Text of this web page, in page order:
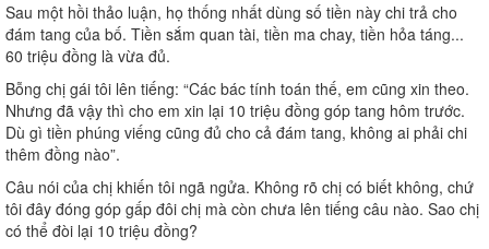
Sau một hồi thảo luận, họ thống nhất dùng số tiền này chi trả cho
đám tang của bố. Tiền sắm quan tài, tiền ma chay, tiền hỏa táng...
60 triệu đồng là vừa đủ.
Bỗng chị gái tôi lên tiếng: “Các bác tính toán thế, em cũng xin theo.
Nhưng đã vậy thì cho em xin lại 10 triệu đồng góp tang hôm trước.
Dù gì tiền phúng viếng cũng đủ cho cả đám tang, không ai phải chi
thêm đồng nào”.
Câu nói của chị khiến tôi ngã ngửa. Không rõ chị có biết không, chứ
tôi đây đóng góp gấp đôi chị mà còn chưa lên tiếng câu nào. Sao chị
có thể đòi lại 10 triệu đồng?